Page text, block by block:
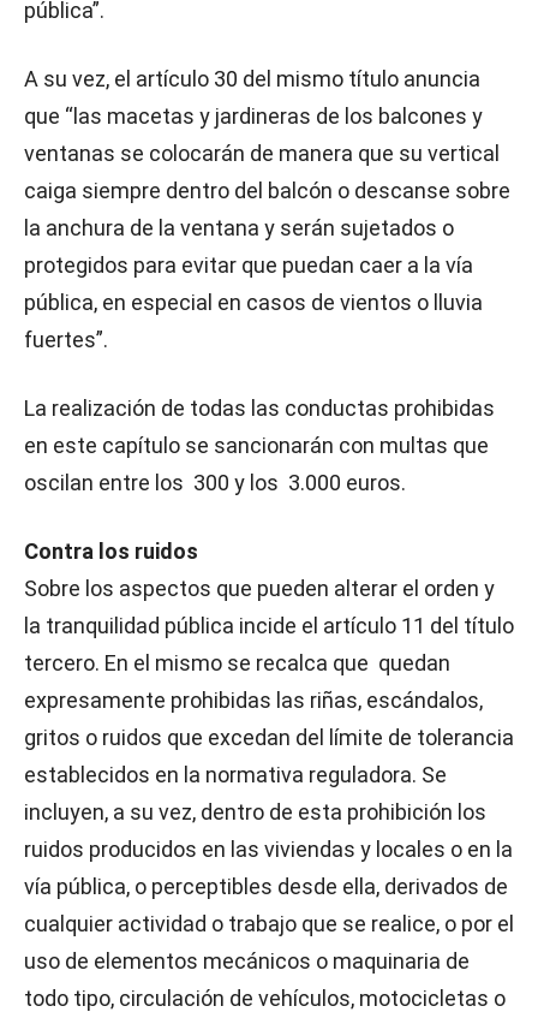
pública”.
A su vez, el artículo 30 del mismo título anuncia
que “las macetas y jardineras de los balcones y
ventanas se colocarán de manera que su vertical
caiga siempre dentro del balcón o descanse sobre
la anchura de la ventana y serán sujetados o
protegidos para evitar que puedan caer a la vía
pública, en especial en casos de vientos o lluvia
fuertes”.
La realización de todas las conductas prohibidas
en este capítulo se sancionarán con multas que
oscilan entre los 300 y los 3.000 euros.
Contra los ruidos
Sobre los aspectos que pueden alterar el orden y
la tranquilidad pública incide el artículo 11 del título
tercero. En el mismo se recalca que quedan
expresamente prohibidas las riñas, escándalos,
gritos o ruidos que excedan del límite de tolerancia
establecidos en la normativa reguladora. Se
incluyen, a su vez, dentro de esta prohibición los
ruidos producidos en las viviendas y locales o en la
vía pública, o perceptibles desde ella, derivados de
cualquier actividad o trabajo que se realice, o por el
uso de elementos mecánicos o maquinaria de
todo tipo, circulación de vehículos, motocicletas o